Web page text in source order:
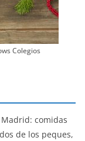
Colegios
comidas
de los peques,